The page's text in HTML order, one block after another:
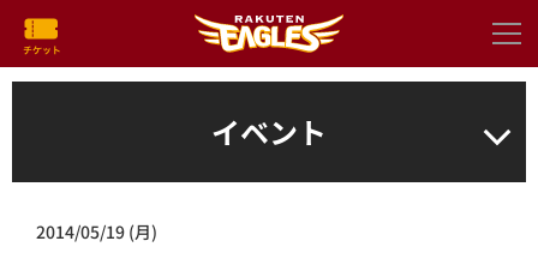
イベント
2014/05/19 (月)